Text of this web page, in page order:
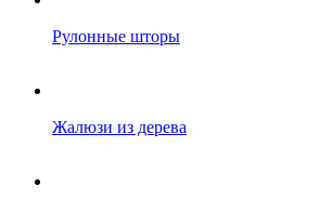
Рулонные шторы
Жалюзи из дерева